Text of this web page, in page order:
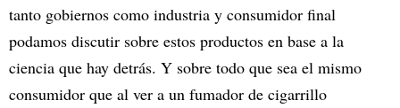
tanto gobiernos como industria y consumidor final
podamos discutir sobre estos productos en base a la
ciencia que hay detrás. Y sobre todo que sea el mismo
consumidor que al ver a un fumador de cigarrillo